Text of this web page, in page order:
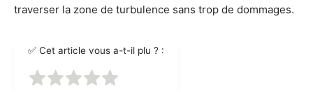
traverser la zone de turbulence sans trop de dommages.
✅ Cet article vous a-t-il plu ? :